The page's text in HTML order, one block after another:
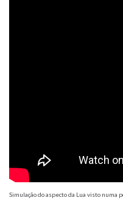
Simulação do aspecto da Lua visto numa